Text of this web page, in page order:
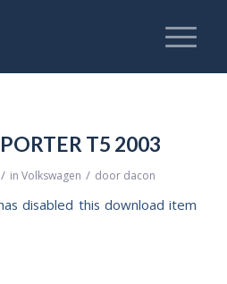
T5 2003
/ inVolkswagen / door dacon
disabled this download item